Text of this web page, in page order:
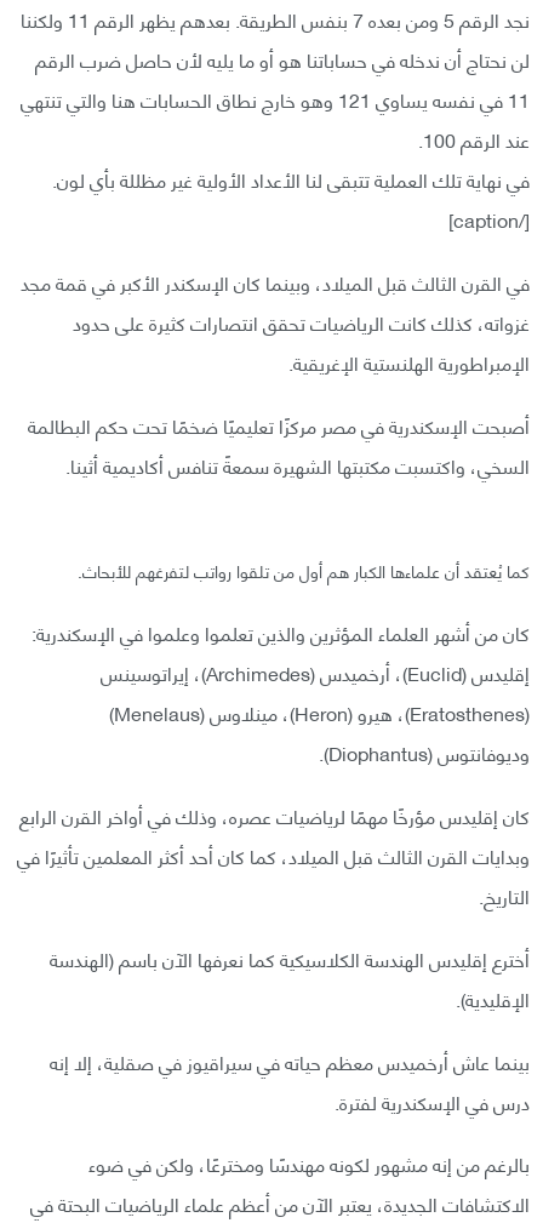
نجد الرقم 5 ومن بعده 7 بنفس الطريقة. بعدهم يظهر الرقم 11 ولكننا
لن نحتاج أن ندخله في حساباتنا هو أو ما يليه لأن حاصل ضرب الرقم
11 في نفسه يساوي 121 وهو خارج نطاق الحسابات هنا والتي تنتهي
عند الرقم 100.
في نهاية تلك العملية تتبقى لنا الأعداد الأولية غير مظللة بأي لون.
[/caption]
في القرن الثالث قبل الميلاد، وبينما كان الإسكندر الأكبر في قمة مجد
غزواته، كذلك كانت الرياضيات تحقق انتصارات كثيرة على حدود
الإمبراطورية الهلنستية الإغريقية.
أصبحت الإسكندرية في مصر مركزًا تعليميًا ضخمًا تحت حكم البطالمة
السخي، واكتسبت مكتبتها الشهيرة سمعةً تنافس أكاديمية أثينا.
كما يُعتقد أن علماءها الكبار هم أول من تلقوا رواتب لتفرغهم للأبحاث.
كان من أشهر العلماء المؤثرين والذين تعلموا وعلموا في الإسكندرية:
إقليدس (Euclid)، أرخميدس (Archimedes)، إيراتوسينس
(Eratosthenes)، هيرو (Heron)، مينلاوس (Menelaus)
وديوفانتوس (Diophantus).
كان إقليدس مؤرخًا مهمًا لرياضيات عصره، وذلك في أواخر القرن الرابع
وبدايات القرن الثالث قبل الميلاد، كما كان أحد أكثر المعلمين تأثيرًا في
التاريخ.
أخترع إقليدس الهندسة الكلاسيكية كما نعرفها الآن باسم (الهندسة
الإقليدية).
بينما عاش أرخميدس معظم حياته في سيراقيوز في صقلية، إلا إنه
درس في الإسكندرية لفترة.
بالرغم من إنه مشهور لكونه مهندسًا ومخترعًا، ولكن في ضوء
الاكتشافات الجديدة، يعتبر الآن من أعظم علماء الرياضيات البحتة في